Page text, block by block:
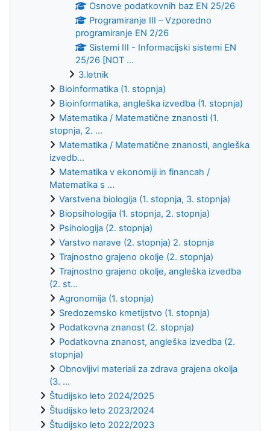
Osnove podatkovnih baz EN 25/26
Programiranje III – Vzporedno
programiranje EN 2/26
Sistemi III - Informacijski sistemi EN
25/26 [NOT ...
3.letnik
Bioinformatika (1. stopnja)
Bioinformatika, angleška izvedba (1. stopnja)
Matematika / Matematične znanosti (1.
stopnja, 2. ...
Matematika / Matematične znanosti, angleška
izvedb...
Matematika v ekonomiji in financah /
Matematika s ...
Varstvena biologija (1. stopnja, 3. stopnja)
Biopsihologija (1. stopnja, 2. stopnja)
Psihologija (2. stopnja)
Varstvo narave (2. stopnja) 2. stopnja
Trajnostno grajeno okolje (2. stopnja)
Trajnostno grajeno okolje, angleška izvedba
(2. st...
Agronomija (1. stopnja)
Sredozemsko kmetijstvo (1. stopnja)
Podatkovna znanost (2. stopnja)
Podatkovna znanost, angleška izvedba (2.
stopnja)
Obnovljivi materiali za zdrava grajena okolja
(3. ...
Študijsko leto 2024/2025
Študijsko leto 2023/2024
Študijsko leto 2022/2023